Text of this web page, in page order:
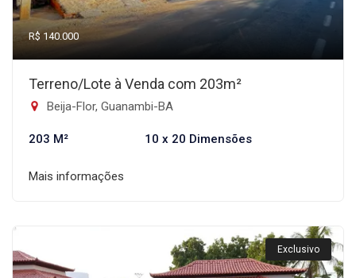
R$ 140.000
Terreno/Lote à Venda com 203m²
Beija-Flor, Guanambi-BA
203 M² 10 x 20 Dimensões
Mais informações
Exclusivo